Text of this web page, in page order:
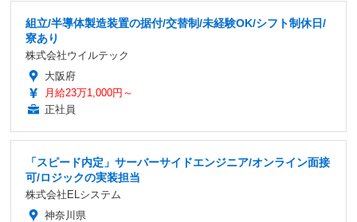
組立/半導体製造装置の据付/交替制/未経験OK/シフト制休日/
寮あり
株式会社ウイルテック
大阪府
月給23万1,000円～
正社員
「スピード内定」サーバーサイドエンジニア/オンライン面接
可/ロジックの実装担当
株式会社ELシステム
神奈川県